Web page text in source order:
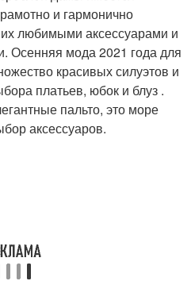
и гармонично
любимыми аксессуарами и
Осенняя мода 2021 года для
красивых силуэтов и
платьев, юбок и блуз .
пальто, это море
аксессуаров.